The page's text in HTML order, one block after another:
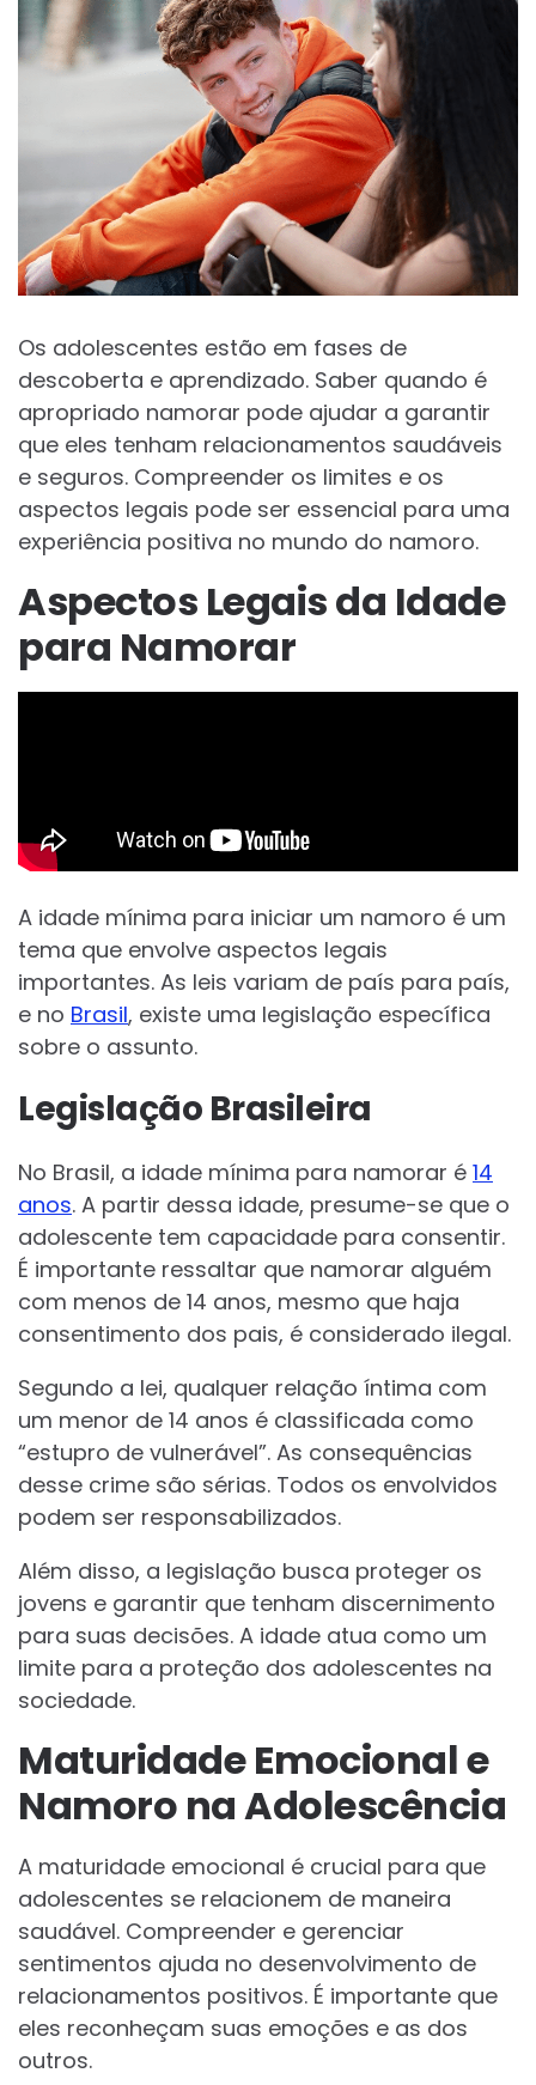
Os adolescentes estão em fases de
descoberta e aprendizado. Saber quando é
apropriado namorar pode ajudar a garantir
que eles tenham relacionamentos saudáveis
e seguros. Compreender os limites e os
aspectos legais pode ser essencial para uma
experiência positiva no mundo do namoro.
Aspectos Legais da Idade
para Namorar
A idade mínima para iniciar um namoro é um
tema que envolve aspectos legais
importantes. As leis variam de país para país,
e no Brasil, existe uma legislação específica
sobre o assunto.
Legislação Brasileira
No Brasil, a idade mínima para namorar é 14
anos. A partir dessa idade, presume-se que o
adolescente tem capacidade para consentir.
É importante ressaltar que namorar alguém
com menos de 14 anos, mesmo que haja
consentimento dos pais, é considerado ilegal.
Segundo a lei, qualquer relação íntima com
um menor de 14 anos é classificada como
“estupro de vulnerável”. As consequências
desse crime são sérias. Todos os envolvidos
podem ser responsabilizados.
Além disso, a legislação busca proteger os
jovens e garantir que tenham discernimento
para suas decisões. A idade atua como um
limite para a proteção dos adolescentes na
sociedade.
Maturidade Emocional e
Namoro na Adolescência
A maturidade emocional é crucial para que
adolescentes se relacionem de maneira
saudável. Compreender e gerenciar
sentimentos ajuda no desenvolvimento de
relacionamentos positivos. É importante que
eles reconheçam suas emoções e as dos
outros.